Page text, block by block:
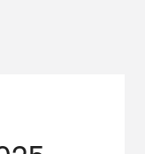
полной